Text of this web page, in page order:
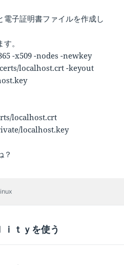
電子証明書ファイルを作成し
。
-x509 -nodes -newkey
localhost.crt -keyout
localhost.crt
localhost.key
？
ｔｙを使う